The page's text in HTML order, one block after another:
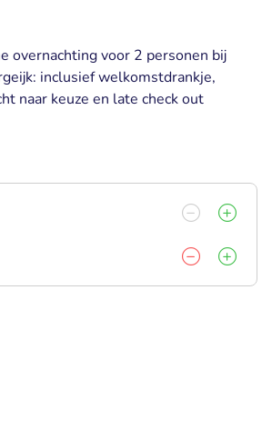
overnachting voor 2 personen bij
inclusief welkomstdrankje,
naar keuze en late check out